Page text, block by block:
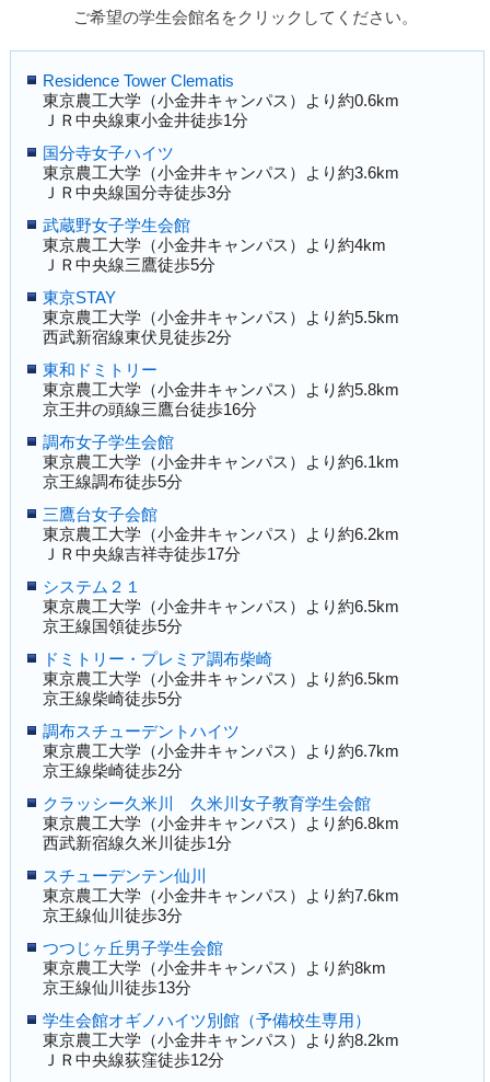
ご希望の学生会館名をクリックしてください。
Residence Tower Clematis
東京農工大学（小金井キャンパス）より約0.6km
ＪＲ中央線東小金井徒歩1分
国分寺女子ハイツ
東京農工大学（小金井キャンパス）より約3.6km
ＪＲ中央線国分寺徒歩3分
武蔵野女子学生会館
東京農工大学（小金井キャンパス）より約4km
ＪＲ中央線三鷹徒歩5分
東京STAY
東京農工大学（小金井キャンパス）より約5.5km
西武新宿線東伏見徒歩2分
東和ドミトリー
東京農工大学（小金井キャンパス）より約5.8km
京王井の頭線三鷹台徒歩16分
調布女子学生会館
東京農工大学（小金井キャンパス）より約6.1km
京王線調布徒歩5分
三鷹台女子会館
東京農工大学（小金井キャンパス）より約6.2km
ＪＲ中央線吉祥寺徒歩17分
システム２１
東京農工大学（小金井キャンパス）より約6.5km
京王線国領徒歩5分
ドミトリー・プレミア調布柴崎
東京農工大学（小金井キャンパス）より約6.5km
京王線柴崎徒歩5分
調布スチューデントハイツ
東京農工大学（小金井キャンパス）より約6.7km
京王線柴崎徒歩2分
クラッシー久米川 久米川女子教育学生会館
東京農工大学（小金井キャンパス）より約6.8km
西武新宿線久米川徒歩1分
スチューデンテン仙川
東京農工大学（小金井キャンパス）より約7.6km
京王線仙川徒歩3分
つつじヶ丘男子学生会館
東京農工大学（小金井キャンパス）より約8km
京王線仙川徒歩13分
学生会館オギノハイツ別館（予備校生専用）
東京農工大学（小金井キャンパス）より約8.2km
ＪＲ中央線荻窪徒歩12分